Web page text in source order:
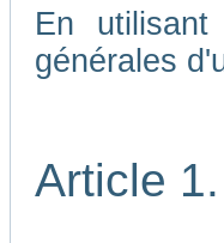
En
générales
Article